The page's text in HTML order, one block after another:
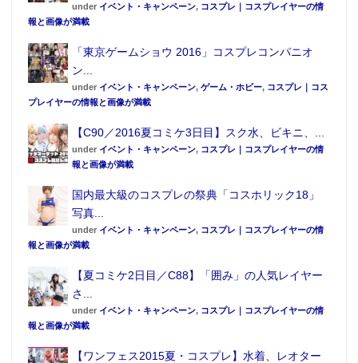
under イベント・キャンペーン, コスプレ｜コスプレイヤーの情
報と画像が満載
「東京ゲームショウ 2016」コスプレコンパニオ
ン...
under イベント・キャンペーン, ゲーム・ホビー, コスプレ｜コス
プレイヤーの情報と画像が満載
【C90／2016夏コミケ3日目】スク水、ビキニ、...
under イベント・キャンペーン, コスプレ｜コスプレイヤーの情
報と画像が満載
国内最大級のコスプレの祭典「コスホリック18」
写真...
under イベント・キャンペーン, コスプレ｜コスプレイヤーの情
報と画像が満載
【夏コミケ2日目／C88】「囲み」の人気レイヤー
さ...
under イベント・キャンペーン, コスプレ｜コスプレイヤーの情
報と画像が満載
【ワンフェス2015夏・コスプレ】水着、レオター